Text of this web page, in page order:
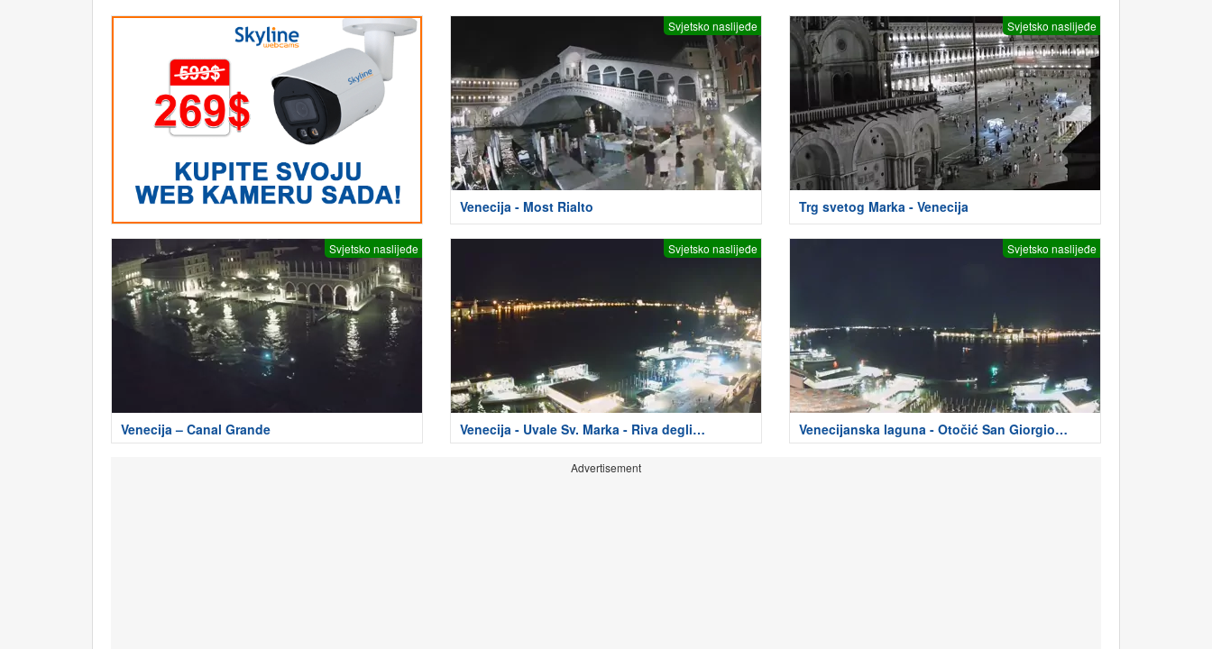
Svjetsko naslijeđe
Venecija - Most Rialto
Svjetsko naslijeđe
Trg svetog Marka - Venecija
Svjetsko naslijeđe
Venecija – Canal Grande
Svjetsko naslijeđe
Venecija - Uvale Sv. Marka - Riva degli
Schiavoni
Svjetsko naslijeđe
Venecijanska laguna - Otočić San Giorgio
Maggiore
Advertisement